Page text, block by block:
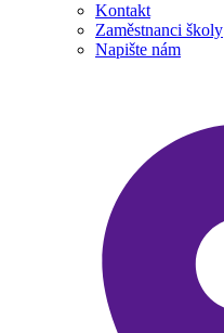
Kontakt
Zaměstnanci školy
Napište nám